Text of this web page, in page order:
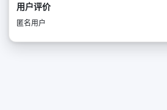
用户评价
匿名用户